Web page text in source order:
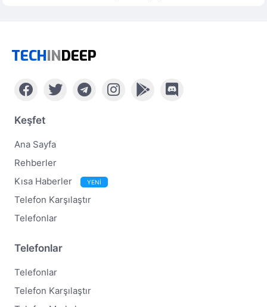
TECHINDEEP
Keşfet
Ana Sayfa
Rehberler
Kısa Haberler
YENİ
Telefon Karşılaştır
Telefonlar
Telefonlar
Telefonlar
Telefon Karşılaştır